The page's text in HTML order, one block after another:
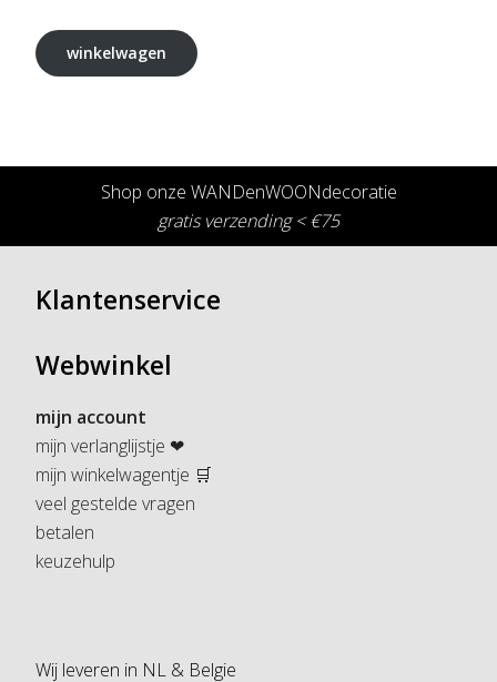
winkelwagen
Shop onze WANDenWOONdecoratie
gratis verzending < €75
Klantenservice
Webwinkel
mijn account
mijn verlanglijstje ❤
mijn winkelwagentje 🛒
veel gestelde vragen
betalen
keuzehulp
Wij leveren in NL & Belgie